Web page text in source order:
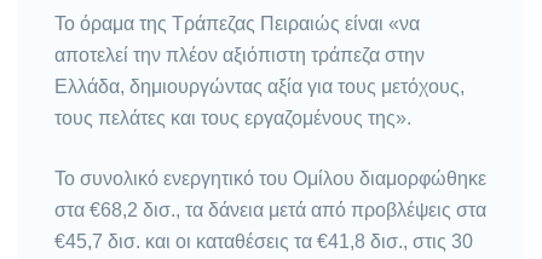
Το όραμα της Τράπεζας Πειραιώς είναι «να
αποτελεί την πλέον αξιόπιστη τράπεζα στην
Ελλάδα, δημιουργώντας αξία για τους μετόχους,
τους πελάτες και τους εργαζομένους της».
Το συνολικό ενεργητικό του Ομίλου διαμορφώθηκε
στα €68,2 δισ., τα δάνεια μετά από προβλέψεις στα
€45,7 δισ. και οι καταθέσεις τα €41,8 δισ., στις 30